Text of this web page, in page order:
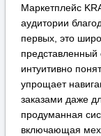
что
KRAKEN
отношением к
покупок более
следствие,
анонимность и
Популярные
доступом к